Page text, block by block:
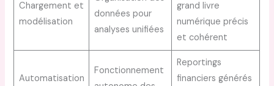
Chargement et
modélisation
données pour
analyses unifiées
grand livre
numérique précis
et cohérent
Automatisation
Fonctionnement
Reportings
financiers générés